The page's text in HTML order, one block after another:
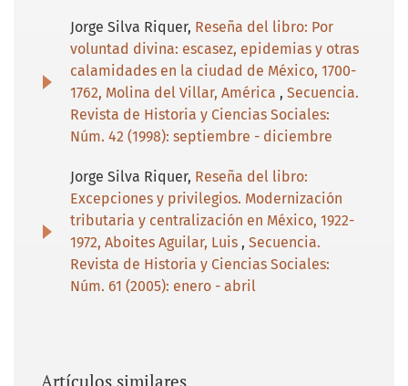
Jorge Silva Riquer, Reseña del libro: Por
voluntad divina: escasez, epidemias y otras
calamidades en la ciudad de México, 1700-
1762, Molina del Villar, América , Secuencia.
Revista de Historia y Ciencias Sociales:
Núm. 42 (1998): septiembre - diciembre
Jorge Silva Riquer, Reseña del libro:
Excepciones y privilegios. Modernización
tributaria y centralización en México, 1922-
1972, Aboites Aguilar, Luis , Secuencia.
Revista de Historia y Ciencias Sociales:
Núm. 61 (2005): enero - abril
Artículos similares